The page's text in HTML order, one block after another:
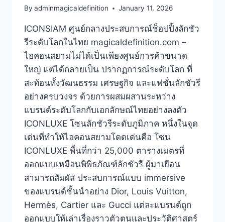
By adminmagicaldefinition January 11, 2026
ICONSIAM ศูนย์กลางประสบการณ์ช็อปปิ้งลักชัว
รีระดับโลกในไทย magicaldefinition.com –
ไอคอนสยามไม่ได้เป็นเพียงศูนย์การค้าขนาด
ใหญ่ แต่ได้กลายเป็น ปรากฏการณ์ระดับโลก ที่
สะท้อนทั้งวัฒนธรรม เศรษฐกิจ และแฟชั่นลักชัวรี
อย่างครบวงจร ด้วยการผสมผสานระหว่าง
แบรนด์ระดับโลกกับเอกลักษณ์ไทยอย่างลงตัว
ICONLUXE โซนลักชัวรีระดับภูมิภาค หนึ่งในจุด
เด่นที่ทำให้ไอคอนสยามโดดเด่นคือ โซน
ICONLUXE พื้นที่กว่า 25,000 ตารางเมตรที่
ออกแบบเหมือนพิพิธภัณฑ์ลักชัวรี ผู้มาเยือน
สามารถสัมผัส ประสบการณ์แบบ immersive
ของแบรนด์ชั้นนำอย่าง Dior, Louis Vuitton,
Hermès, Cartier และ Gucci แต่ละแบรนด์ถูก
ออกแบบให้เล่าเรื่องราวตัวตนและประวัติศาสตร์